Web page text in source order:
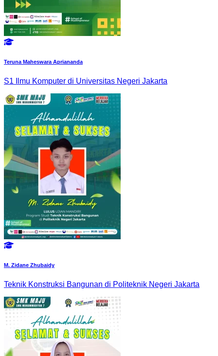
Teruna Maheswara Apriananda
S1 Ilmu Komputer di Universitas Negeri Jakarta
M. Zidane Zhubaidy
Teknik Konstruksi Bangunan di Politeknik Negeri Jakarta